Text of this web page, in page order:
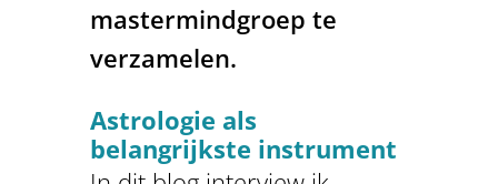
mastermindgroep te
verzamelen.
Astrologie als
belangrijkste instrument